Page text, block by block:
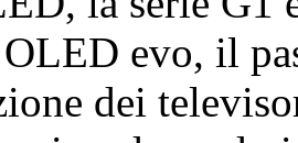
evo, il
dei